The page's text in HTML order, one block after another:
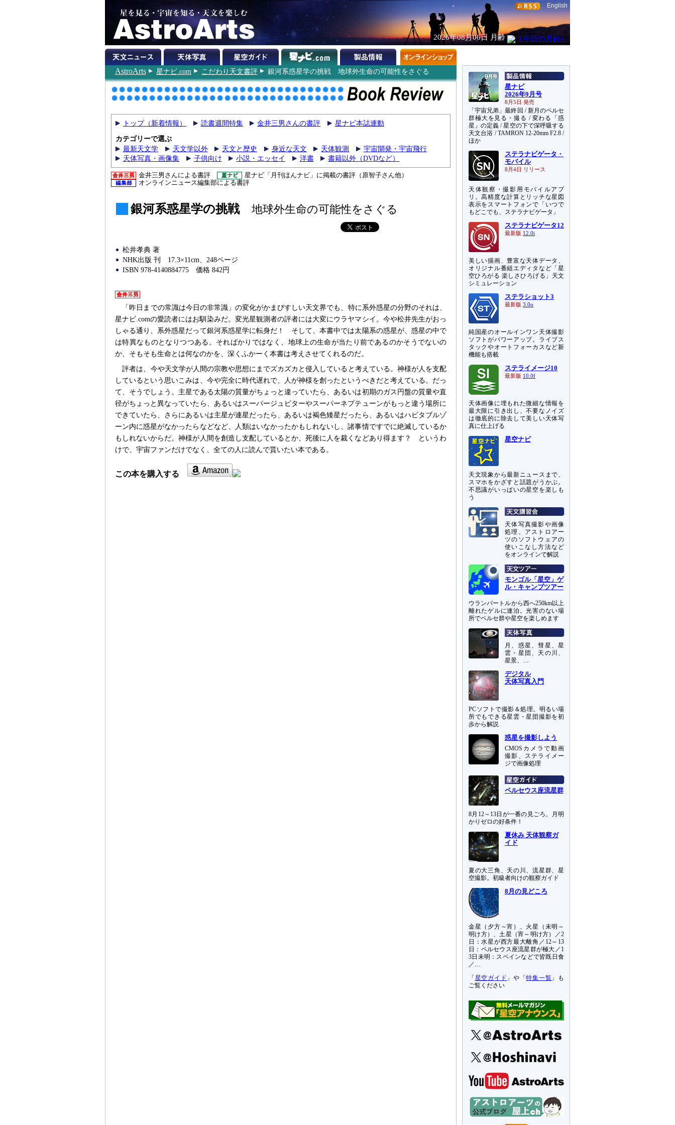
English
2026年08月06日 月齢
AstroArts 星ナビ.com こだわり天文書評 銀河系惑星学の挑戦 地球外生命の可能性をさぐる
トップ（新着情報） 読書週間特集 金井三男さんの書評 星ナビ本誌連動
カテゴリーで選ぶ
最新天文学
天文学以外 天文と歴史 身近な天文 天体観測
宇宙開発・宇宙飛行
天体写真・画像集
子供向け 小説・エッセイ 洋書 書籍以外（DVDなど）
金井三男さんによる書評
星ナビ「月刊ほんナビ」に掲載の書評（原智子さん他）
オンラインニュース編集部による書評
銀河系惑星学の挑戦 地球外生命の可能性をさぐる
松井孝典 著
NHK出版 刊
17.3×11cm、248ページ
ISBN 978-4140884775
価格 842円
「昨日までの常識は今日の非常識」の変化がかまびすしい天文界でも、特に系外惑星の分野のそれは、
星ナビ.comの愛読者にはお馴染みだ。変光星観測者の評者には大変にウラヤマシイ。今や松井先生がおっ
しゃる通り、系外惑星だって銀河系惑星学に転身だ！ そして、本書中では太陽系の惑星が、惑星の中で
は特異なものとなりつつある。そればかりではなく、地球上の生命が当たり前であるのかそうでないの
か、そもそも生命とは何なのかを、深くふかーく本書は考えさせてくれるのだ。
評者は、今や天文学が人間の宗教や思想にまでズカズカと侵入していると考えている。神様が人を支配
しているという思いこみは、今や完全に時代遅れで、人が神様を創ったというべきだと考えている。だっ
て、そうでしょう。主星である太陽の質量がちょっと違っていたら、あるいは初期のガス円盤の質量や直
径がちょっと異なっていたら、あるいはスーパージュピターやスーパーネプテューンがもっと違う場所に
できていたら、さらにあるいは主星が連星だったら、あるいは褐色矮星だったら、あるいはハビタブルゾ
ーン内に惑星がなかったらなどなど、人類はいなかったかもしれないし、諸事情ですでに絶滅しているか
もしれないからだ。神様が人間を創造し支配しているとか、死後に人を裁くなどあり得ます？ というわ
けで、宇宙ファンだけでなく、全ての人に読んで貰いたい本である。
この本を購入する
星ナビ
2026年9月号
8月5日 発売
「宇宙兄弟」最終回 / 新月のペルセ
群極大を見る・撮る / 変わる「惑
星」の定義 / 星空の下で深呼吸する
天文台浴 / TAMRON 12-20mm F2.8 /
ほか
ステラナビゲータ・
モバイル
8月4日 リリース
天体観察・撮影用モバイルアプ
リ。高精度な計算とリッチな星図
表示をスマートフォンで「いつで
もどこでも、ステラナビゲータ」
ステラナビゲータ12
最新版 12.0i
美しい描画、豊富な天体データ、
オリジナル番組エディタなど「星
空ひろがる 楽しさひろげる」天文
シミュレーション
ステラショット3
最新版 3.0o
純国産のオールインワン天体撮影
ソフトがパワーアップ。ライブス
タックやオートフォーカスなど新
機能も搭載
ステライメージ10
最新版 10.0f
天体画像に埋もれた微細な情報を
最大限に引き出し、不要なノイズ
は徹底的に除去して美しい天体写
真に仕上げる
星空ナビ
天文現象から最新ニュースまで、
スマホをかざすと話題がうかぶ。
不思議がいっぱいの星空を楽しも
う
天体写真撮影や画像
処理、アストロアー
ツのソフトウェアの
使いこなし方法など
をオンラインで解説
モンゴル「星空」ゲ
ル・キャンプツアー
ウランバートルから西へ250km以上
離れたゲルに連泊。光害のない場
所でペルセ群や星空を楽しめます
月、惑星、彗星、星
雲・星団、天の川、
星景、…
デジタル
天体写真入門
PCソフトで撮影＆処理。明るい場
所でもできる星雲・星団撮影を初
歩から解説
惑星を撮影しよう
CMOSカメラで動画
撮影、ステライメー
ジで画像処理
ペルセウス座流星群
8月12～13日が一番の見ごろ。月明
かりゼロの好条件！
夏休み 天体観察ガ
イド
夏の大三角、天の川、流星群、星
空撮影。初級者向けの観察ガイド
8月の見どころ
金星（夕方～宵）、火星（未明～
明け方）、土星（宵～明け方）／2
日：水星が西方最大離角／12～13
日：ペルセウス座流星群が極大／1
3日未明：スペインなどで皆既日食
／…
「 星空ガイド 」や「特集一覧 」も
ご覧ください